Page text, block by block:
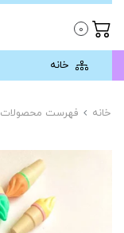
0
خانه
خانه فهرست محصولات